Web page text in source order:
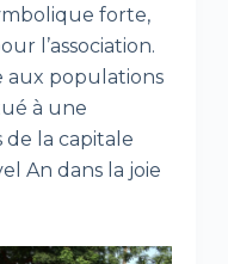
forte,
l’association.
aux populations
à une
la capitale
An dans la joie